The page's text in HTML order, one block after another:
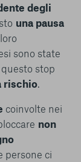
degli
una pausa
sono state
stop
rischio
coinvolte nei
non
persone ci